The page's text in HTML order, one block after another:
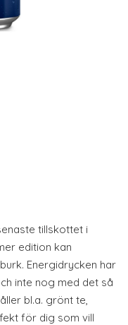
tillskottet i
edition kan
Energidrycken har
inte nog med det så
bl.a. grönt te,
för dig som vill